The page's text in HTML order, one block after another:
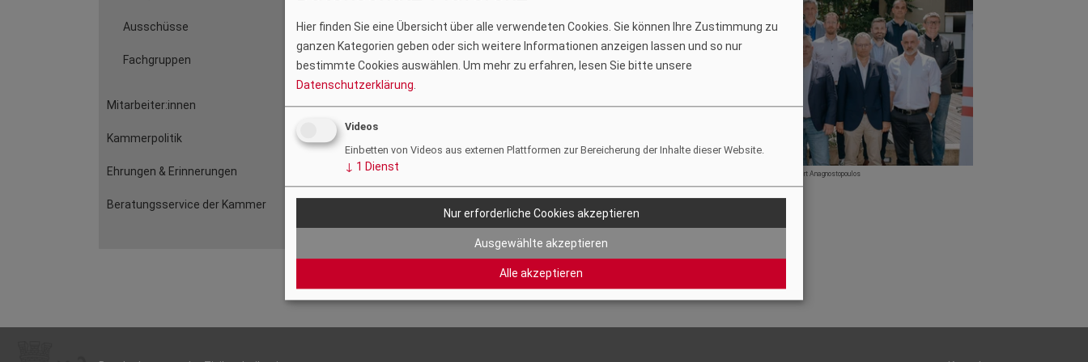
Hier finden Sie eine Übersicht über alle verwendeten Cookies. Sie können Ihre Zustimmung zu
ganzen Kategorien geben oder sich weitere Informationen anzeigen lassen und so nur
bestimmte Cookies auswählen. Um mehr zu erfahren, lesen Sie bitte unsere
Datenschutzerklärung.
Videos
Einbetten von Videos aus externen Plattformen zur Bereicherung der Inhalte dieser Website.
↓ 1 Dienst
Nur erforderliche Cookies akzeptieren
Ausgewählte akzeptieren
Alle akzeptieren
Ausschüsse
Fachgruppen
Mitarbeiter:innen
Kammerpolitik
Ehrungen & Erinnerungen
Beratungsservice der Kammer
Robert Anagnostopoulos
Dipl.-Ing. Valentin Battisti
DDipl.-Ing. Paul Brünner
Dipl.-Ing. Philipp Clement
Dipl.-Ing. Karl Deininger, MBA
Dipl.-Ing. Petra Göbl
Dipl.-Ing. Julius Hübner, BSc
Dipl.-Ing. Herbert Mühlburger, BSc
Dipl.-Ing. Valentin Schuster
Dipl.-Ing. Peter Skalicki-Weixelberger
Dipl.-Ing. Helmut Wackenreuther
Dipl.-Ing. Dr.techn. Michael Werkl